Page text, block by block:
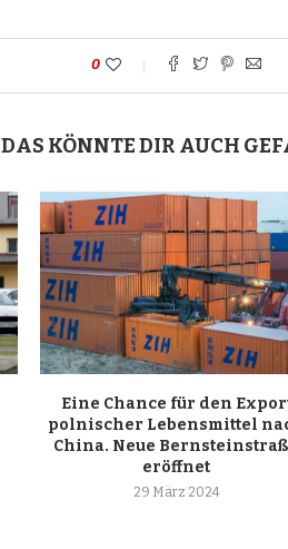
0
DAS KÖNNTE DIR AUCH
Eine Chance für den
polnischer Lebensmittel
China. Neue
eröffnet
29 März 2024